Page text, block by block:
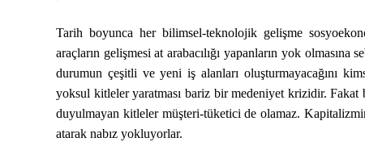
Tarih boyunca her bilimsel-teknolojik gelişme
araçların gelişmesi at arabacılığı yapanların yok
durumun çeşitli ve yeni iş alanları oluşturmayacağını
yoksul kitleler yaratması bariz bir medeniyet krizidir.
duyulmayan kitleler müşteri-tüketici de olamaz.
atarak nabız yokluyorlar.